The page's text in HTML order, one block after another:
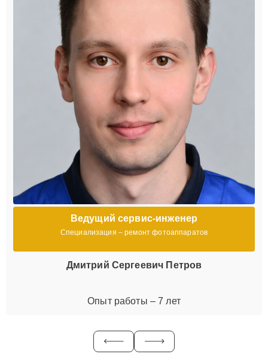
Ведущий сервис-инженер
Специализация – ремонт фотоаппаратов
Дмитрий Сергеевич Петров
Опыт работы – 7 лет